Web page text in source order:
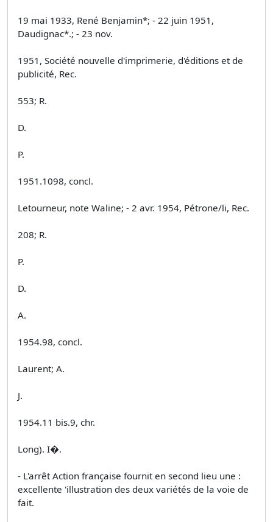
19 mai 1933, René Benjamin*; - 22 juin 1951,
Daudignac*.; - 23 nov.
1951, Société nouvelle d'imprimerie, d'éditions et de
publicité, Rec.
553; R.
D.
P.
1951.1098, concl.
Letourneur, note Waline; - 2 avr. 1954, Pétrone/li, Rec.
208; R.
P.
D.
A.
1954.98, concl.
Laurent; A.
J.
1954.11 bis.9, chr.
Long). I�.
- L'arrêt Action française fournit en second lieu une :
excellente 'illustration des deux variétés de la voie de
fait.